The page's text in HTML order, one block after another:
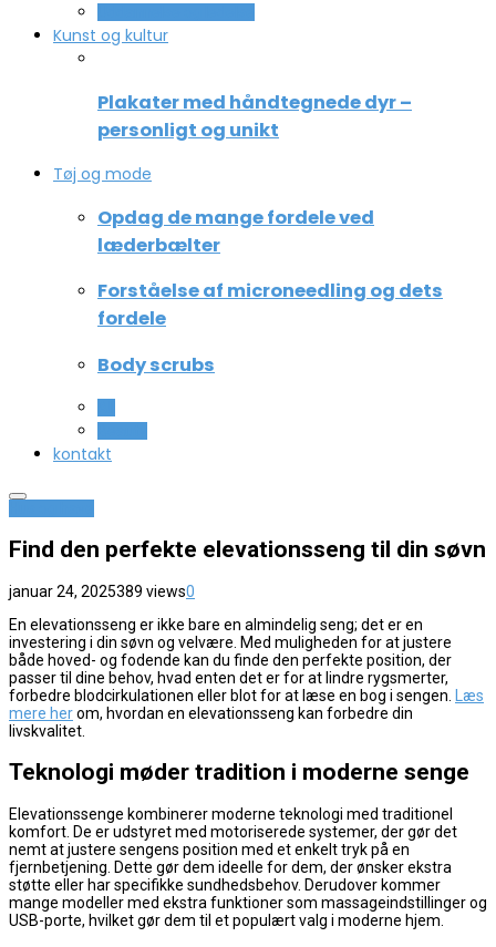
Kunst og kultur
Plakater med håndtegnede dyr –
personligt og unikt
Tøj og mode
Opdag de mange fordele ved
læderbælter
Forståelse af microneedling og dets
fordele
Body scrubs
kontakt
Find den perfekte elevationsseng til din søvn
januar 24, 2025389 views0
En elevationsseng er ikke bare en almindelig seng; det er en
investering i din søvn og velvære. Med muligheden for at justere
både hoved- og fodende kan du finde den perfekte position, der
passer til dine behov, hvad enten det er for at lindre rygsmerter,
forbedre blodcirkulationen eller blot for at læse en bog i sengen.
Læs
mere herom, hvordan en elevationsseng kan forbedre din
livskvalitet.
Teknologi møder tradition i moderne senge
Elevationssenge kombinerer moderne teknologi med traditionel
komfort. De er udstyret med motoriserede systemer, der gør det
nemt at justere sengens position med et enkelt tryk på en
fjernbetjening. Dette gør dem ideelle for dem, der ønsker ekstra
støtte eller har specifikke sundhedsbehov. Derudover kommer
mange modeller med ekstra funktioner som massageindstillinger og
USB-porte, hvilket gør dem til et populært valg i moderne hjem.